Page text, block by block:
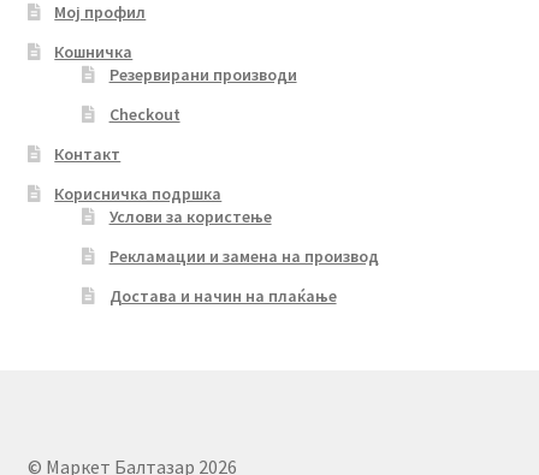
Мој профил
Кошничка
Резервирани производи
Checkout
Контакт
Корисничка подршка
Услови за користење
Рекламации и замена на производ
Достава и начин на плаќање
© Маркет Балтазар 2026